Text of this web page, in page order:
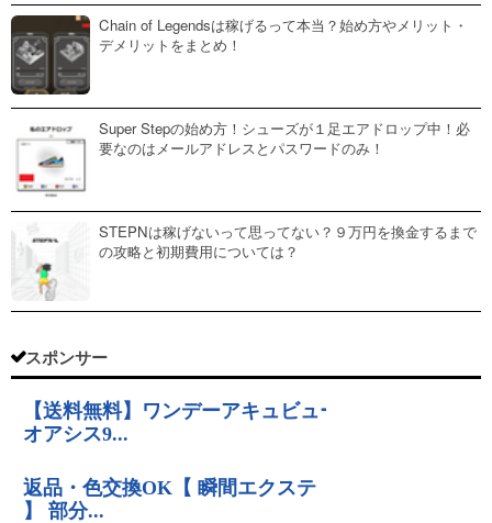
Chain of Legendsは稼げるって本当？始め方やメリット・
デメリットをまとめ！
Super Stepの始め方！シューズが１足エアドロップ中！必
要なのはメールアドレスとパスワードのみ！
STEPNは稼げないって思ってない？９万円を換金するまで
の攻略と初期費用については？
スポンサー